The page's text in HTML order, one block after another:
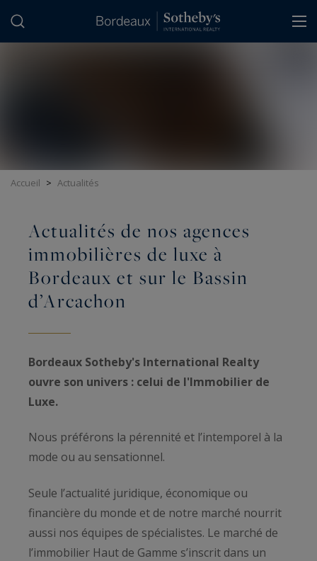
Accueil > Actualités
Actualités de nos agences
immobilières de luxe à
Bordeaux et sur le Bassin
d’Arcachon
Bordeaux Sotheby's International Realty
ouvre son univers : celui de l'Immobilier de
Luxe.
Nous préférons la pérennité et l’intemporel à la
mode ou au sensationnel.
Seule l’actualité juridique, économique ou
financière du monde et de notre marché nourrit
aussi nos équipes de spécialistes. Le marché de
l’immobilier Haut de Gamme s’inscrit dans un